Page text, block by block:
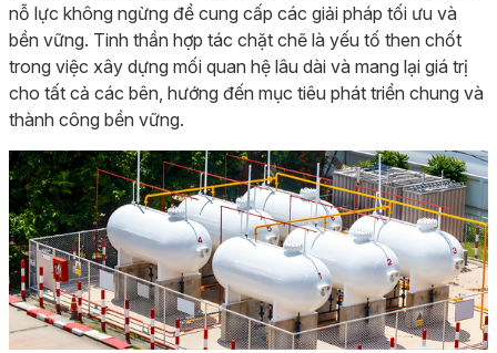
nỗ lực không ngừng để cung cấp các giải pháp tối ưu và
bền vững. Tinh thần hợp tác chặt chẽ là yếu tố then chốt
trong việc xây dựng mối quan hệ lâu dài và mang lại giá trị
cho tất cả các bên, hướng đến mục tiêu phát triển chung và
thành công bền vững.